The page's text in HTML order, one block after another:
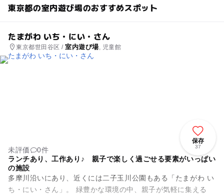
東京都の室内遊び場のおすすめスポット
たまがわ いち・にい・さん
東京都世田谷区 /室内遊び場, 児童館
保存
37
未評価
0件
ランチあり、工作あり♪ 親子で楽しく過ごせる要素がいっぱい
の施設
多摩川沿いにあり、近くには二子玉川公園もある「たまがわ い
ち・にい・さん」。 緑豊かな環境の中、親子が気軽に集える